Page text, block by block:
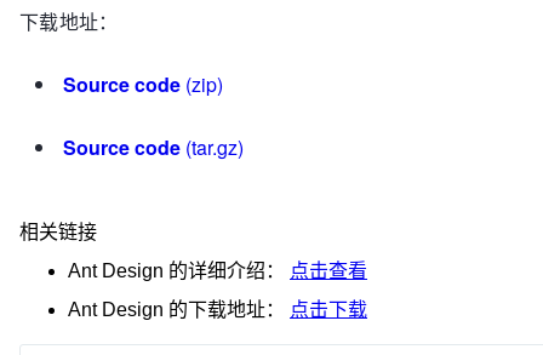
下载地址：
Source code (zip)
Source code (tar.gz)
相关链接
Ant Design 的详细介绍：
点击查看
Ant Design 的下载地址： 点击下载